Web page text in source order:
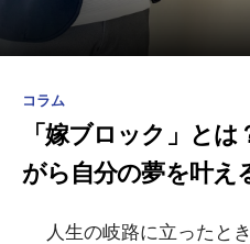
コラム
「嫁ブロック」と
がら自分の夢を叶え
人生の岐路に立ったと